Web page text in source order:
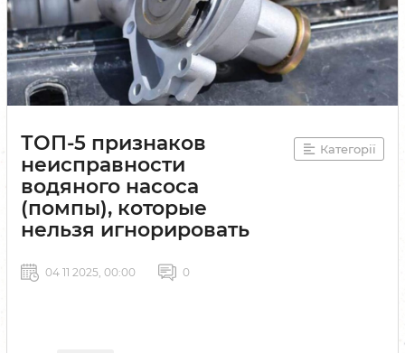
ТОП-5 признаков
неисправности
водяного насоса
(помпы), которые
нельзя игнорировать
Категорії
04 11 2025, 00:00 0